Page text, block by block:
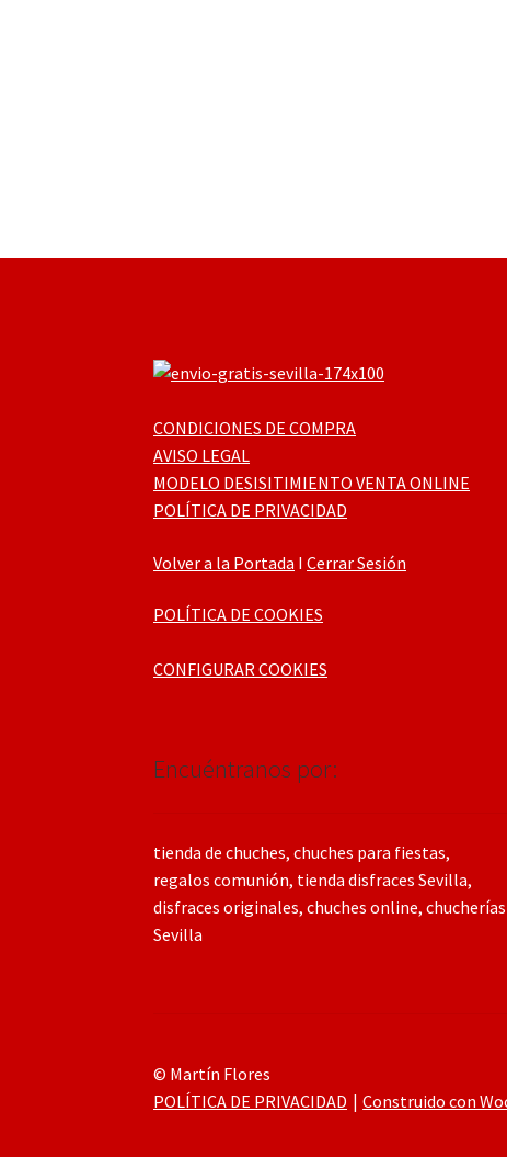
CONDICIONES DE COMPRA
AVISO LEGAL
MODELO DESISITIMIENTO VENTA ONLINE
POLÍTICA DE PRIVACIDAD
Volver a la Portada ICerrar Sesión
POLÍTICA DE COOKIES
CONFIGURAR COOKIES
Encuéntranos por:
tienda de chuches, chuches para fiestas,
regalos comunión, tienda disfraces Sevilla,
disfraces originales, chuches online, chucherías
Sevilla
© Martín Flores
POLÍTICA DE PRIVACIDAD
Construido con